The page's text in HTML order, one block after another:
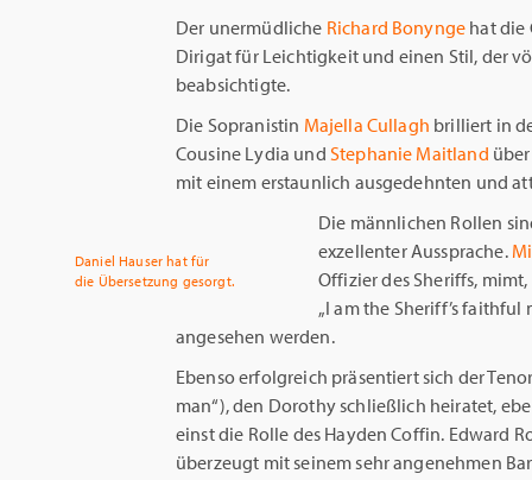
Der unermüdliche Richard Bonynge hat die
Dirigat für Leichtigkeit und einen Stil, der
beabsichtigte.
Die Sopranistin Majella Cullagh brilliert in
Cousine Lydia und Stephanie Maitland
mit einem erstaunlich ausgedehnten und
Daniel Hauser hat für
die Übersetzung gesorgt.
Die männlichen Rollen
exzellenter Aussprache.
Offizier des Sheriffs,
„I am the Sheriff’s
angesehen werden.
Ebenso erfolgreich präsentiert sich der
man“), den Dorothy schließlich heiratet,
einst die Rolle des Hayden Coffin. Edward
überzeugt mit seinem sehr angenehmen